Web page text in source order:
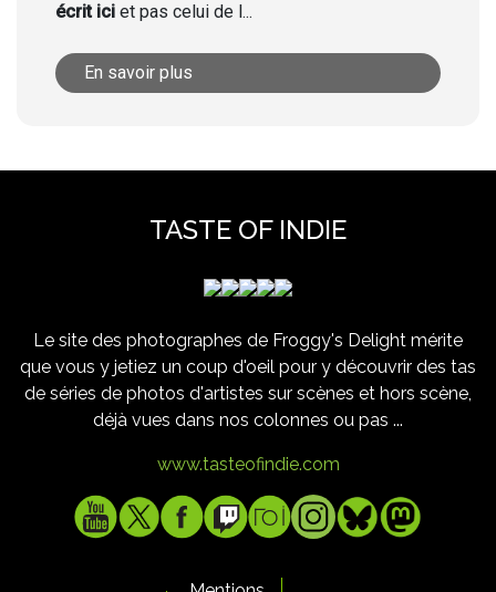
écrit ici et pas celui de l...
En savoir plus
TASTE OF INDIE
Le site des photographes de Froggy's Delight mérite
que vous y jetiez un coup d'oeil pour y découvrir des tas
de séries de photos d'artistes sur scènes et hors scène,
déjà vues dans nos colonnes ou pas ...
www.tasteofindie.com